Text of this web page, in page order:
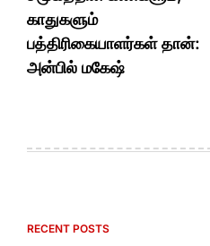
காதுகளும்
பத்திரிகையாளர்கள் தான்:
அன்பில் மகேஷ்
RECENT POSTS